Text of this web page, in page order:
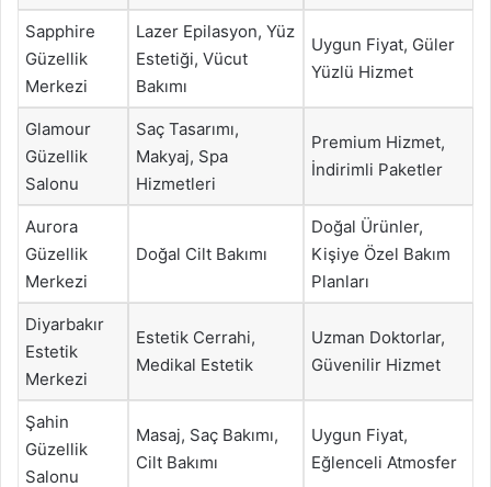
Sapphire
Güzellik
Merkezi
Lazer Epilasyon, Yüz
Estetiği, Vücut
Bakımı
Uygun Fiyat, Güler
Yüzlü Hizmet
Glamour
Güzellik
Salonu
Saç Tasarımı,
Makyaj, Spa
Hizmetleri
Premium Hizmet,
İndirimli Paketler
Aurora
Güzellik
Merkezi
Doğal Cilt Bakımı
Doğal Ürünler,
Kişiye Özel Bakım
Planları
Diyarbakır
Estetik
Merkezi
Estetik Cerrahi,
Medikal Estetik
Uzman Doktorlar,
Güvenilir Hizmet
Şahin
Güzellik
Salonu
Masaj, Saç Bakımı,
Cilt Bakımı
Uygun Fiyat,
Eğlenceli Atmosfer